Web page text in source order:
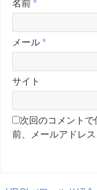
名前 *
メール *
サイト
次回のコメント
前、メールアドレス